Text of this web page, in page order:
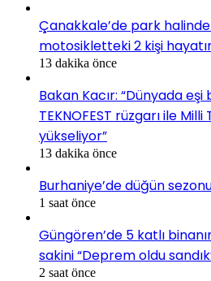
Çanakkale’de park
motosikletteki 2 kişi
13 dakika önce
Bakan Kacır: “Dünyada
TEKNOFEST rüzgarı ile
yükseliyor”
13 dakika önce
Burhaniye’de düğün
1 saat önce
Güngören’de 5 katlı
sakini “Deprem oldu
2 saat önce